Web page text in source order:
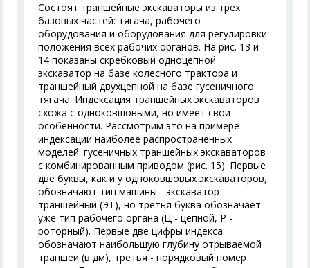
Состоят траншейные экскаваторы из трех
базовых частей: тягача, рабочего
оборудования и оборудования для регулировки
положения всех рабочих органов. На рис. 13 и
14 показаны скребковый одноцепной
экскаватор на базе колесного трактора и
траншейный двухцепной на базе гусеничного
тягача. Индексация траншейных экскаваторов
схожа с одноковшовыми, но имеет свои
особенности. Рассмотрим это на примере
индексации наиболее распространенных
моделей: гусеничных траншейных экскаваторов
с комбинированным приводом (рис. 15). Первые
две буквы, как и у одноковшовых экскаваторов,
обозначают тип машины - экскаватор
траншейный (ЭТ), но третья буква обозначает
уже тип рабочего органа (Ц - цепной, Р -
роторный). Первые две цифры индекса
обозначают наибольшую глубину отрываемой
траншеи (в дм), третья - порядковый номер